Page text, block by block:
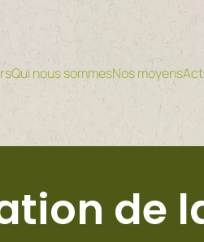
Qui nous sommesNos moyens
de